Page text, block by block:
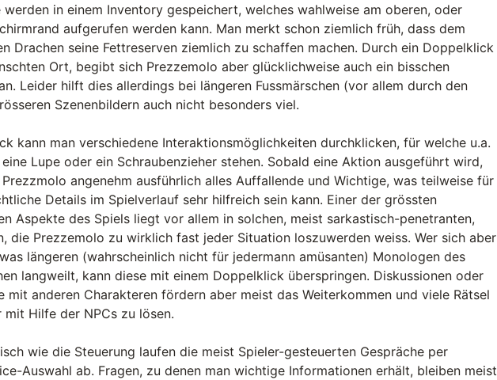
werden in einem Inventory gespeichert, welches wahlweise am oberen, oder
aufgerufen werden kann. Man merkt schon ziemlich früh, dass dem
Drachen seine Fettreserven ziemlich zu schaffen machen. Durch ein Doppelklick
Ort, begibt sich Prezzemolo aber glücklichweise auch ein bisschen
Leider hilft dies allerdings bei längeren Fussmärschen (vor allem durch den
Szenenbildern auch nicht besonders viel.
kann man verschiedene Interaktionsmöglichkeiten durchklicken, für welche u.a.
Lupe oder ein Schraubenzieher stehen. Sobald eine Aktion ausgeführt wird,
angenehm ausführlich alles Auffallende und Wichtige, was teilweise für
Details im Spielverlauf sehr hilfreich sein kann. Einer der grössten
Aspekte des Spiels liegt vor allem in solchen, meist sarkastisch-penetranten,
die Prezzemolo zu wirklich fast jeder Situation loszuwerden weiss. Wer sich aber
längeren (wahrscheinlich nicht für jedermann amüsanten) Monologen des
langweilt, kann diese mit einem Doppelklick überspringen. Diskussionen oder
mit anderen Charakteren fördern aber meist das Weiterkommen und viele Rätsel
mit Hilfe der NPCs zu lösen.
wie die Steuerung laufen die meist Spieler-gesteuerten Gespräche per
Auswahl ab. Fragen, zu denen man wichtige Informationen erhält, bleiben meist